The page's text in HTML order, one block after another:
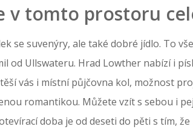
v tomto prostoru
se suvenýry, ale také dobré jídlo. To
od Ullswateru. Hrad Lowther nabízí i
vás i místní půjčovna kol, možnost
romantikou. Můžete vzít s sebou i
doba je od deseti do pěti s tím,